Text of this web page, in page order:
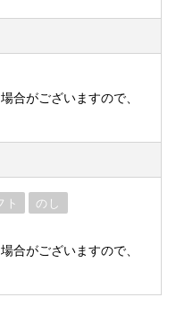
合がございますので、
ト のし
合がございますので、